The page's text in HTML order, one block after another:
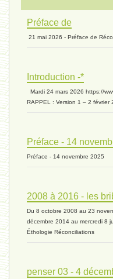
extinction 07 - 18 mai
biomasse - 10 mai 2024*
univers 11 - 28 mars
Préface de
21 mai 2026 - Préface de
Introduction -*
Mardi 24 mars 2026 https://
RAPPEL : Version 1 – 2 février
Préface - 14
Préface - 14 novembre 2025
2008 à 2016 - les
Du 8 octobre 2008 au 23
décembre 2014 au mercredi 8
Éthologie Réconciliations
penser 03 - 4